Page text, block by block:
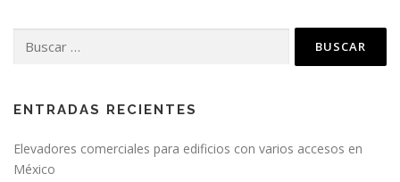
ENTRADAS RECIENTES
Elevadores comerciales para edificios con varios accesos en
México